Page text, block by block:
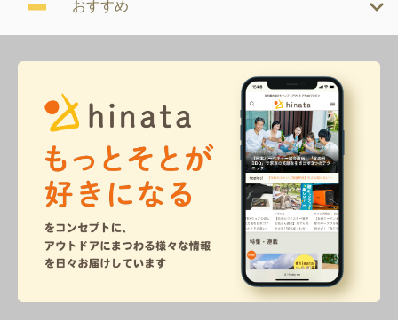
おすすめ